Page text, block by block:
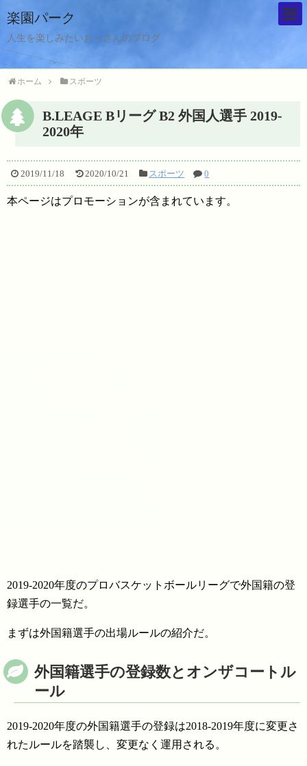
楽園パーク
人生を楽しみたいおっさんのブログ
ホーム スポーツ
B.LEAGE Bリーグ B2 外国人選手 2019-
2020年
2019/11/18 2020/10/21 スポーツ 0
本ページはプロモーションが含まれています。
2019-2020年度のプロバスケットボールリーグで外国籍の登
録選手の一覧だ。
まずは外国籍選手の出場ルールの紹介だ。
外国籍選手の登録数とオンザコートル
ール
2019-2020年度の外国籍選手の登録は2018-2019年度に変更さ
れたルールを踏襲し、変更なく運用される。